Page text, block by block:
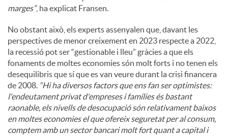
marges”, ha explicat Fransen.
No obstant això, els experts assenyalen que, davant les
perspectives de menor creixement en 2023 respecte a 2022,
la recessió pot ser “gestionable i lleu” gràcies a que els
fonaments de moltes economies són molt forts i no tenen els
desequilibris que sí que es van veure durant la crisi financera
de 2008. “Hi ha diversos factors que ens fan ser optimistes:
l'endeutament privat d'empreses i famílies és bastant
raonable, els nivells de desocupació són relativament baixos
en moltes economies el que ofereix seguretat per al consum,
comptem amb un sector bancari molt fort quant a capital i